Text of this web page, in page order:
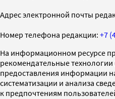
Адрес электронной почты
Номер телефона редакции: +7
На информационном ресурсе
рекомендательные
предоставления информации
систематизации и анализа
к предпочтениям